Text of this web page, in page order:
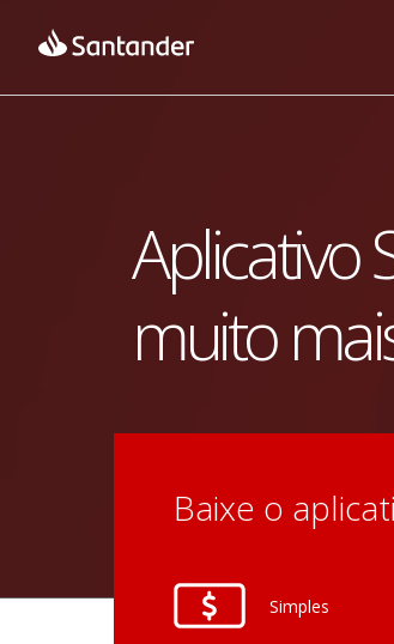
Aplicativo
muito
Baixe o
Simples